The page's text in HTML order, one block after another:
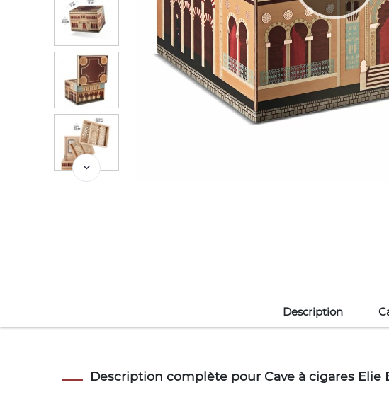
Description
Description complète pour Cave à cigares Elie